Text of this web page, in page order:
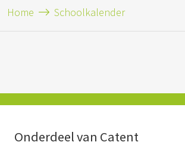
Home Schoolkalender
Onderdeel van Catent